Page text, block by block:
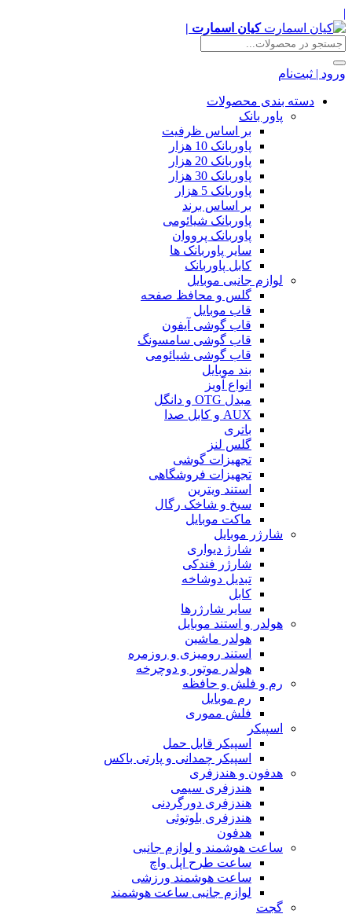
|
کیان اسمارت |
ورود | ثبت‌نام
دسته بندی محصولات
پاور بانک
بر اساس ظرفیت
پاوربانک 10 هزار
پاوربانک 20 هزار
پاوربانک 30 هزار
پاوربانک 5 هزار
بر اساس برند
پاوربانک شیائومی
پاوربانک پرووان
سایر پاوربانک ها
کابل پاوربانک
لوازم جانبی موبایل
گلس و محافظ صفحه
قاب موبایل
قاب گوشی آیفون
قاب گوشی سامسونگ
قاب گوشی شیائومی
بند موبایل
انواع آویز
مبدل OTG و دانگل
AUX و کابل صدا
باتری
گلس لنز
تجهیزات گوشی
تجهیزات فروشگاهی
استند ویترین
سیخ و شاخک رگال
ماکت موبایل
شارژر موبایل
شارژ دیواری
شارژر فندکی
تبدیل دوشاخه
کابل
سایر شارژرها
هولدر و استند موبایل
هولدر ماشین
استند رومیزی و روزمره
هولدر موتور و دوچرخه
رم و فلش و حافظه
رم موبایل
فلش مموری
اسپیکر
اسپیکر قابل حمل
اسپیکر چمدانی و پارتی باکس
هدفون و هندزفری
هندزفری سیمی
هندزفری دورگردنی
هندزفری بلوتوثی
هدفون
ساعت هوشمند و لوازم جانبی
ساعت طرح اپل واچ
ساعت هوشمند ورزشی
لوازم جانبی ساعت هوشمند
گجت